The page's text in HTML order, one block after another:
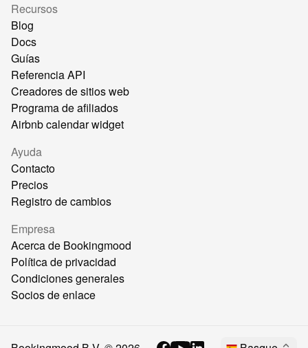
Recursos
Blog
Docs
Guías
Referencia API
Creadores de sitios web
Programa de afiliados
Airbnb calendar widget
Ayuda
Contacto
Precios
Registro de cambios
Empresa
Acerca de Bookingmood
Política de privacidad
Condiciones generales
Socios de enlace